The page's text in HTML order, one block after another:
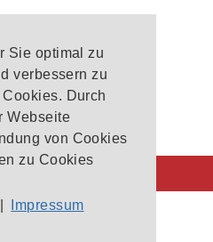
Sie optimal zu
verbessern zu
Durch
Webseite
von Cookies
zu Cookies
Impressum